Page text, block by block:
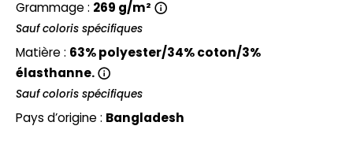
LABEL / TEAR AWAY
ROW
OF THE LOOM
OF THE LOOM VINTAGE
Grammage : 269 g/m²
Sauf coloris spécifiques
Matière : 63% polyester/34% coton/3%
élasthanne.
Sauf coloris spécifiques
Pays d’origine : Bangladesh